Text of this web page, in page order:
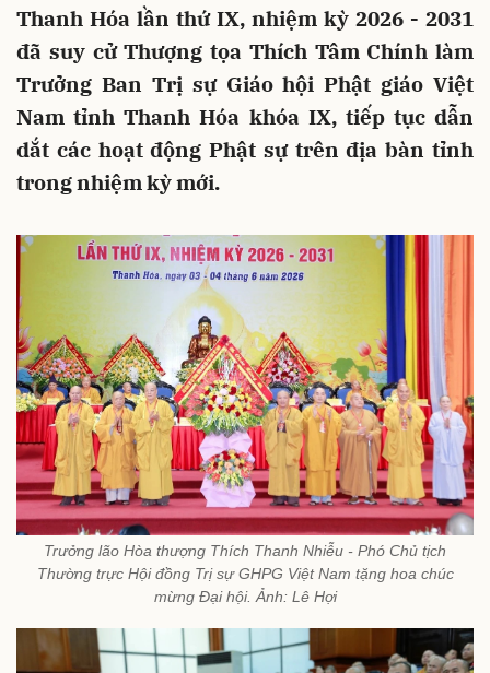
Thanh Hóa lần thứ IX, nhiệm kỳ 2026 - 2031
đã suy cử Thượng tọa Thích Tâm Chính làm
Trưởng Ban Trị sự Giáo hội Phật giáo Việt
Nam tỉnh Thanh Hóa khóa IX, tiếp tục dẫn
dắt các hoạt động Phật sự trên địa bàn tỉnh
trong nhiệm kỳ mới.
Trưởng lão Hòa thượng Thích Thanh Nhiễu - Phó Chủ tịch
Thường trực Hội đồng Trị sự GHPG Việt Nam tặng hoa chúc
mừng Đại hội. Ảnh: Lê Hợi